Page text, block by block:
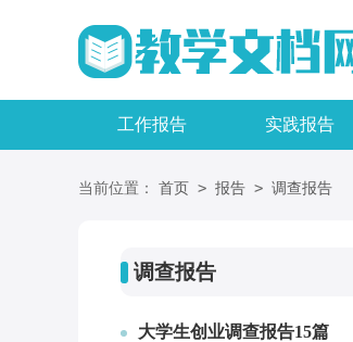
工作报告 实践报告
当前位置： 首页 > 报告 > 调查报告
调查报告
大学生创业调查报告15篇